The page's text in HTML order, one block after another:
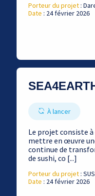
Porteur du projet:
Date : 24 février 2026
À lancer
Le projet consiste
mettre en œuvre
continue de
de sushi, co [...]
Porteur du projet:
Date : 24 février 2026